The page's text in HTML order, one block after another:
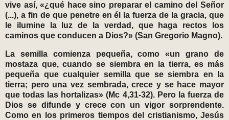
vive así, «¿qué hace sino preparar el camino del Señor
(...), a fin de que penetre en él la fuerza de la gracia, que
le ilumine la luz de la verdad, que haga rectos los
caminos que conducen a Dios?» (San Gregorio Magno).
La semilla comienza pequeña, como «un grano de
mostaza que, cuando se siembra en la tierra, es más
pequeña que cualquier semilla que se siembra en la
tierra; pero una vez sembrada, crece y se hace mayor
que todas las hortalizas» (Mc 4,31-32). Pero la fuerza de
Dios se difunde y crece con un vigor sorprendente.
Como en los primeros tiempos del cristianismo, Jesús